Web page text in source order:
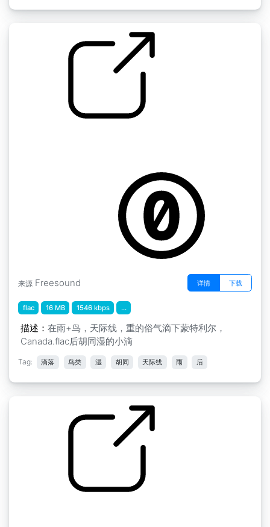
来源 Freesound 详情 下载
flac 16 MB 1546 kbps ...
描述： 在雨+鸟，天际线，重的俗气滴下蒙特利尔，
Canada.flac后胡同湿的小滴
Tag: 滴落 鸟类 湿 胡同 天际线 雨 后